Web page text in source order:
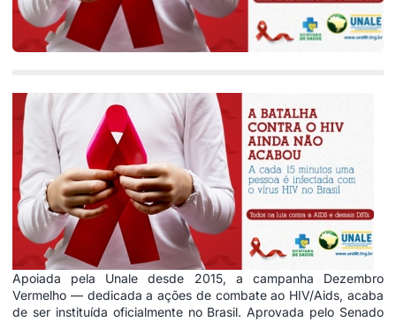
Apoiada pela Unale desde 2015, a campanha Dezembro
Vermelho — dedicada a ações de combate ao HIV/Aids, acaba
de ser instituída oficialmente no Brasil. Aprovada pelo Senado